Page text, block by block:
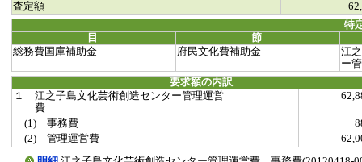
査定額
特
目
節
総務費国庫補助金
府民文化費補助金
江
ー
要求額の内訳
１ 江之子島文化芸術創造センター管理運営
費
(1) 事務費
(2) 管理運営費